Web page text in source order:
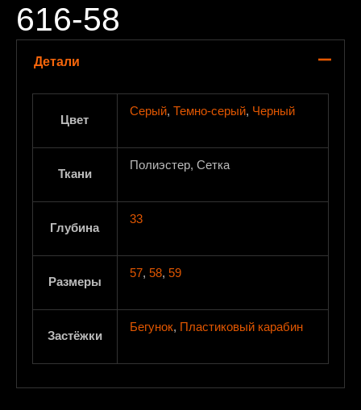
616-58
Детали
Цвет
Серый, Темно-серый, Черный
Ткани
Полиэстер, Сетка
Глубина
33
Размеры
57, 58, 59
Застёжки
Бегунок, Пластиковый карабин